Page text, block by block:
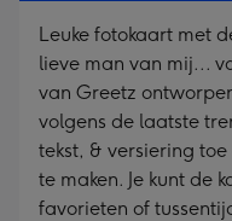
Leuke fotokaart met
lieve man van mij...
van Greetz
volgens de laatste
tekst, & versiering
te maken. Je kunt de
favorieten of